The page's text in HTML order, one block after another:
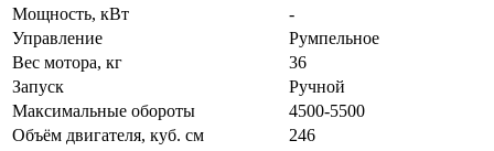
Мощность, кВт
-
Управление
Румпельное
Вес мотора, кг
36
Запуск
Ручной
Максимальные обороты
4500-5500
Объём двигателя, куб. см
246